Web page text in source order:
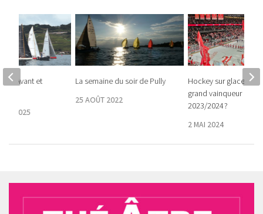
La semaine du soir de Pully
25 AOÛT 2022
Hockey sur glace –
grand vainqueur de la
2023/2024 ?
2 MAI 2024
d’Avant et
2025